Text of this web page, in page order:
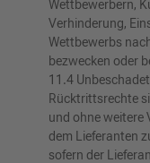
Wettbewerbern,
Verhinderung,
Wettbewerbs
bezwecken oder
11.4
Rücktrittsrechte
und ohne weitere
dem Lieferanten
sofern der